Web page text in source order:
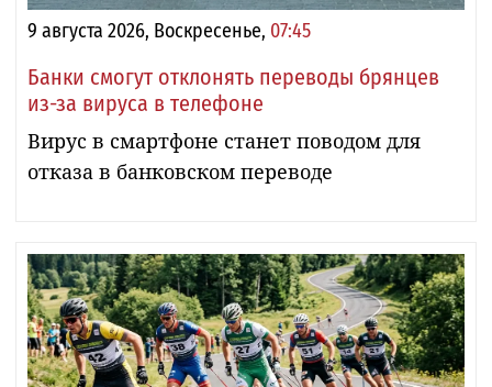
9 августа 2026, Воскресенье, 07:45
Банки смогут отклонять переводы брянцев
из-за вируса в телефоне
Вирус в смартфоне станет поводом для
отказа в банковском переводе